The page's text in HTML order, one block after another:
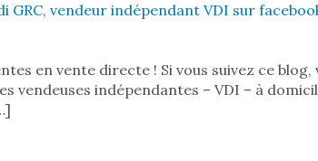
GRC, vendeur indépendant VDI sur
en vente directe ! Si vous suivez ce blog,
vendeuses indépendantes – VDI – à